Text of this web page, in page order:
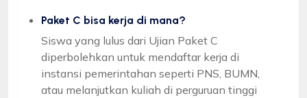
Paket C bisa kerja di mana?
Siswa yang lulus dari Ujian Paket C
diperbolehkan untuk mendaftar kerja di
instansi pemerintahan seperti PNS, BUMN,
atau melanjutkan kuliah di perguruan tinggi